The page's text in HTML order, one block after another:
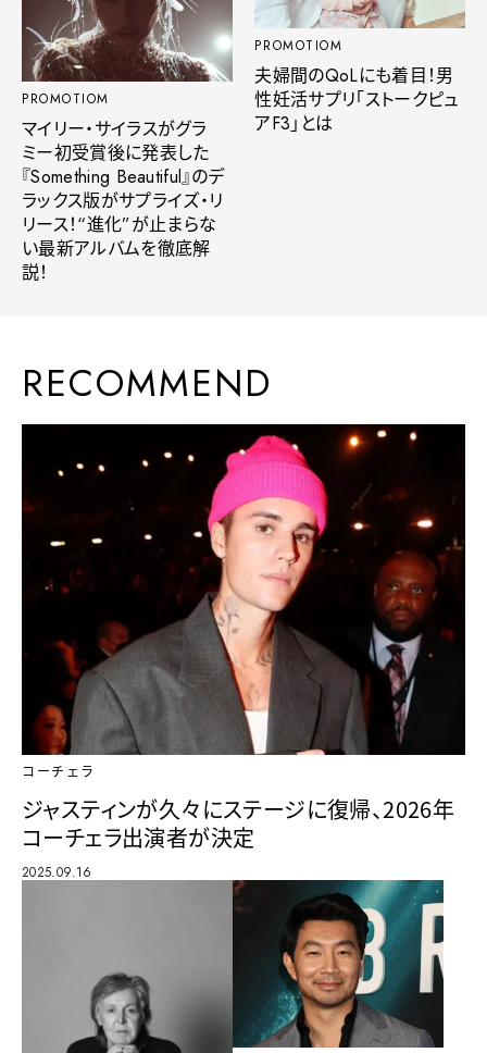
PROMOTIOM
マイリー・サイラスがグラ
ミー初受賞後に発表した
『Something Beautiful』のデ
ラックス版がサプライズ・リ
リース！“進化”が止まらな
い最新アルバムを徹底解
説！
PROMOTIOM
夫婦間のQoLにも着目！男
性妊活サプリ「ストークピュ
アF3」とは
RECOMMEND
コーチェラ
ジャスティンが久々にステージに復帰、2026年
コーチェラ出演者が決定
2025.09.16